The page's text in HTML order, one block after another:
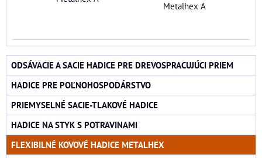
Metalhex A
ODSÁVACIE A SACIE HADICE PRE DREVOSPRACUJÚCI PRIEM
HADICE PRE POĽNOHOSPODÁRSTVO
PRIEMYSELNÉ SACIE-TLAKOVÉ HADICE
HADICE NA STYK S POTRAVINAMI
FLEXIBILNÉ KOVOVÉ HADICE METALHEX